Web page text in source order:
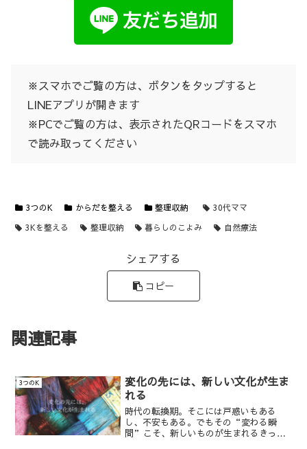
※スマホでご覧の方は、ボタンをタップすると
LINEアプリが開きます
※PCでご覧の方は、表示されたQRコードをスマホ
で読み取ってください
3つのK からだを整える 整理収納
30代ママ
3Kを整える
整理収納 暮らしのこよみ 自然療法
シェアする
コピー
関連記事
3つのK
変化の先には、新しい文化が生ま
れる
時代の転換期。そこには戸惑いもある
し、不安もある。でもその“変わる瞬
間”こそ、新しいものが生まれるきっか